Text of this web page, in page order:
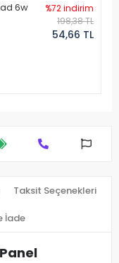
6w
%72 indirim
198,38 TL
54,66 TL
Taksit Seçenekleri
İade